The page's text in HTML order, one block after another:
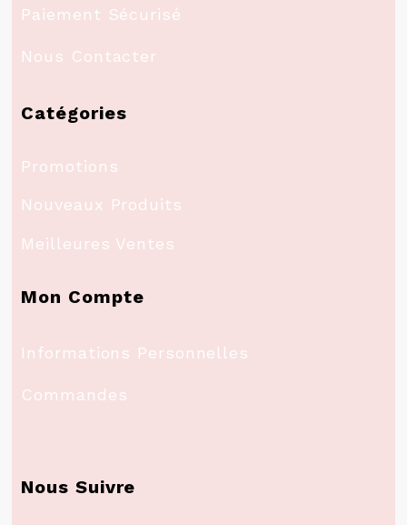
Paiement Sécurisé
Nous Contacter
Catégories
Promotions
Nouveaux Produits
Meilleures Ventes
Mon Compte
Informations Personnelles
Commandes
Nous Suivre